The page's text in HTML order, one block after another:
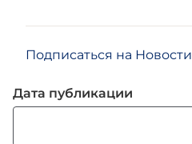
Подписаться на Новости
Дата публикации